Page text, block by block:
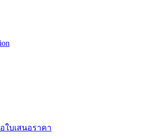
ใบเสนอราคา